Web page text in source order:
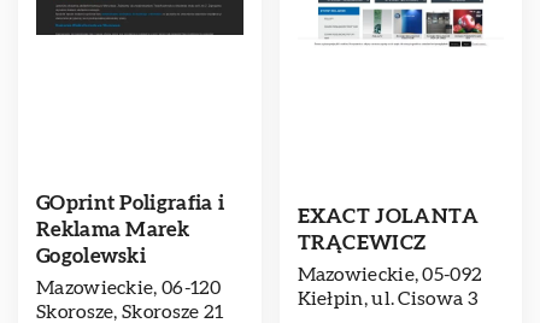
GOprint Poligrafia i
Reklama Marek
Gogolewski
Mazowieckie, 06-120
Skorosze, Skorosze 21
EXACT JOLANTA
TRĄCEWICZ
Mazowieckie, 05-092
Kiełpin, ul. Cisowa 3